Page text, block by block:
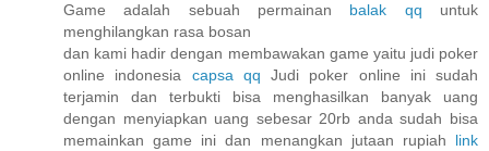
Game adalah sebuah permainan balak qq untuk
menghilangkan rasa bosan
dan kami hadir dengan membawakan game yaitu judi poker
online indonesia capsa qq Judi poker online ini sudah
terjamin dan terbukti bisa menghasilkan banyak uang
dengan menyiapkan uang sebesar 20rb anda sudah bisa
memainkan game ini dan menangkan jutaan rupiah link